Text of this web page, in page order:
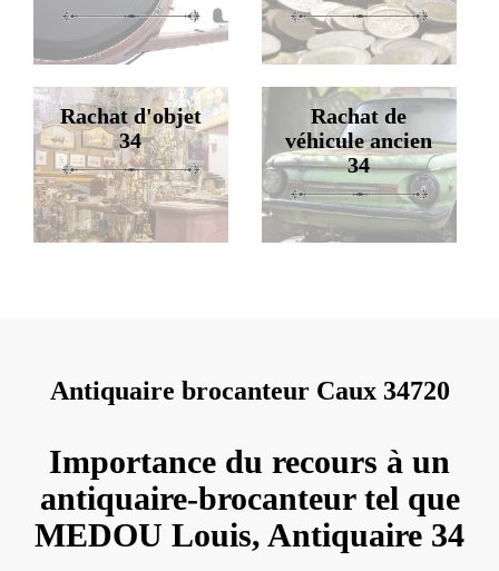
Rachat d'objet
34
Rachat de
véhicule ancien
34
Antiquaire brocanteur Caux 34720
Importance du recours à un
antiquaire-brocanteur tel que
MEDOU Louis, Antiquaire 34